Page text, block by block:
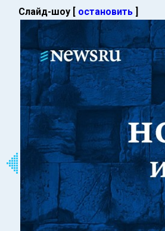
Слайд-шоу [ остановить ]